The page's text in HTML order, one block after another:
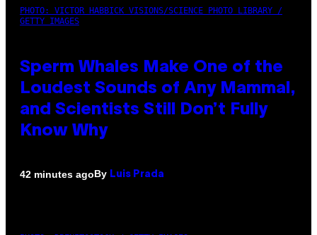
PHOTO: VICTOR HABBICK VISIONS/SCIENCE PHOTO LIBRARY /
GETTY IMAGES
Sperm Whales Make One of the
Loudest Sounds of Any Mammal,
and Scientists Still Don’t Fully
Know Why
42 minutes agoBy Luis Prada